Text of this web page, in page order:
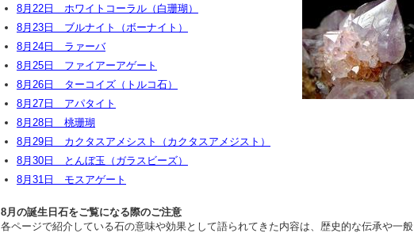
8月22日 ホワイトコーラル（白珊瑚）
8月23日 ブルナイト（ボーナイト）
8月24日 ラァーバ
8月25日 ファイアーアゲート
8月26日 ターコイズ（トルコ石）
8月27日 アパタイト
8月28日 桃珊瑚
8月29日 カクタスアメシスト（カクタスアメジスト）
8月30日 とんぼ玉（ガラスビーズ）
8月31日 モスアゲート
8月の誕生日石をご覧になる際のご注意
各ページで紹介している石の意味や効果として語られてきた内容は、歴史的な伝承や一般